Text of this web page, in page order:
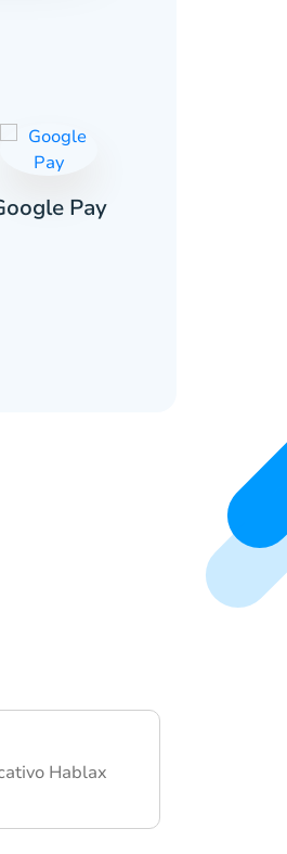
Pay
Hablax